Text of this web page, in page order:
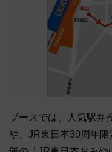
ブースでは、人気駅弁
や、JR東日本30周年